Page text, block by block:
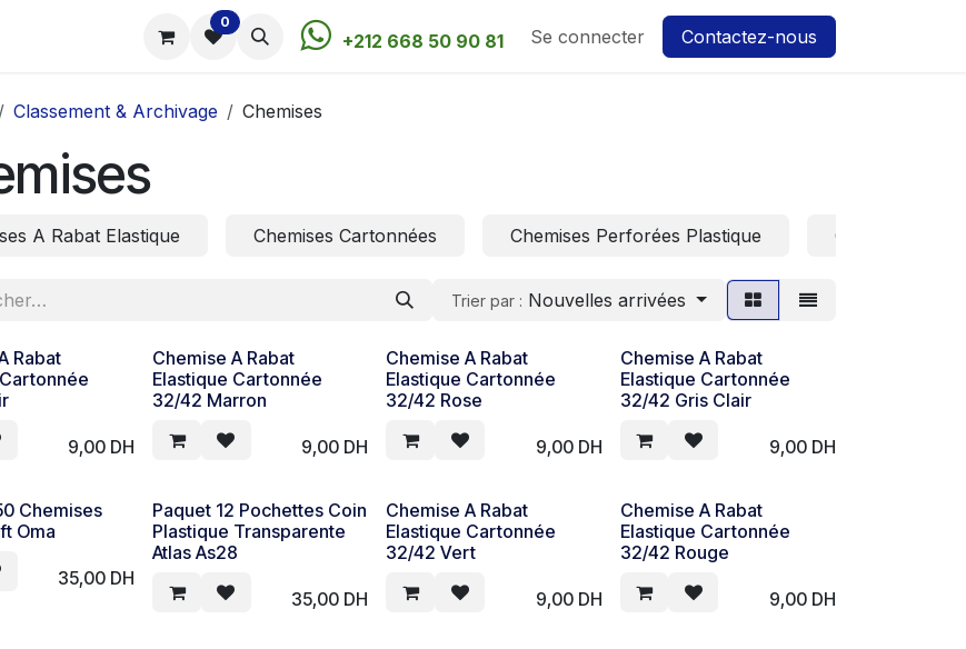
Rendez-vous Contactez-nous
0
+212 668 50 90 81 Se connecter Contactez-nous
Classement & Archivage Chemises
A Rabat Elastique Chemises Cartonnées Chemises Perforées Plastique Chemises Coin
Trier par : Nouvelles arrivées
Rabat
9,00 DH
Chemise A Rabat
Elastique Cartonnée
32/42 Marron
9,00 DH
Chemise A Rabat
Elastique Cartonnée
32/42 Rose
9,00DH
Chemise A Rabat
Elastique Cartonnée
32/42 Gris Clair
9,00DH
Chemises
Oma
35,00 DH
Paquet 12 Pochettes Coin
Plastique Transparente
Atlas As28
35,00 DH
Chemise A Rabat
Elastique Cartonnée
32/42 Vert
9,00DH
Chemise A Rabat
Elastique Cartonnée
32/42 Rouge
9,00DH